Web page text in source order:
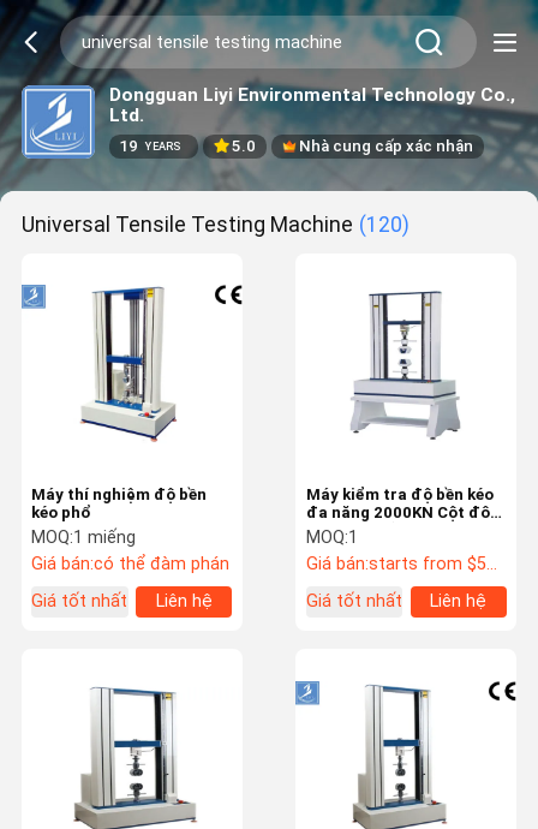
Dongguan Liyi Environmental Technology Co.,
Ltd.
19 YEARS 5.0 Nhà cung cấp xác nhận
Universal Tensile Testing Machine (120)
Máy thí nghiệm độ bền
kéo phổ
MOQ:1 miếng
Giá bán:có thể đàm phán
Giá tốt nhất
Liên hệ
Máy kiểm tra độ bền kéo
đa năng 2000KN Cột đôi
Loại sàn để bàn
MOQ:1
Giá bán:starts from $5000
Giá tốt nhất
Liên hệ